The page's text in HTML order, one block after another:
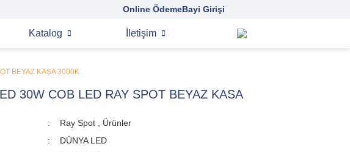
Online ÖdemeBayi Girişi
Katalog İletişim
BEYAZ KASA 3000K
30W COB LED RAY SPOT BEYAZ KASA
Ray Spot
Ürünler
DÜNYA LED